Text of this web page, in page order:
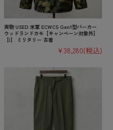
実物 USED 米軍 ECWCS Gen1型パーカー
ウッドランドカモ【キャンペーン対象外】
【I】 ミリタリー 古着
¥38,280(税込)